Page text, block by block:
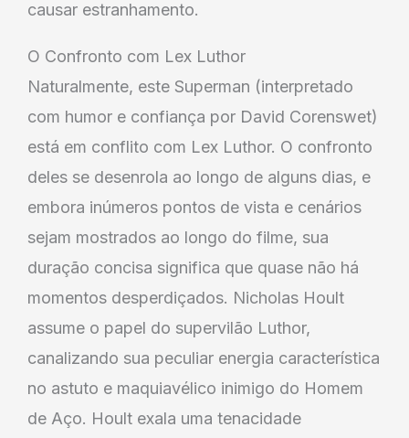
causar estranhamento.
O Confronto com Lex Luthor
Naturalmente, este Superman (interpretado
com humor e confiança por David Corenswet)
está em conflito com Lex Luthor. O confronto
deles se desenrola ao longo de alguns dias, e
embora inúmeros pontos de vista e cenários
sejam mostrados ao longo do filme, sua
duração concisa significa que quase não há
momentos desperdiçados. Nicholas Hoult
assume o papel do supervilão Luthor,
canalizando sua peculiar energia característica
no astuto e maquiavélico inimigo do Homem
de Aço. Hoult exala uma tenacidade